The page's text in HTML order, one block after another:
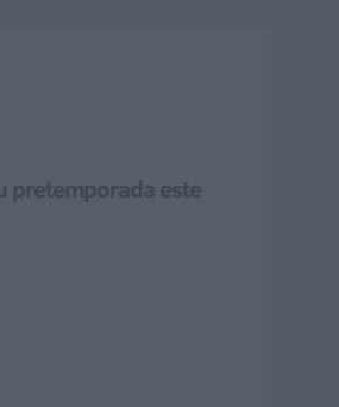
pretemporada este